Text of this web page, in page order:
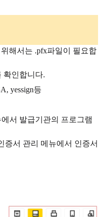
해서는 .pfx파일이 필요합
확인합니다.
yessign등
서 발급기관의 프로그램
증서 관리 메뉴에서 인증서